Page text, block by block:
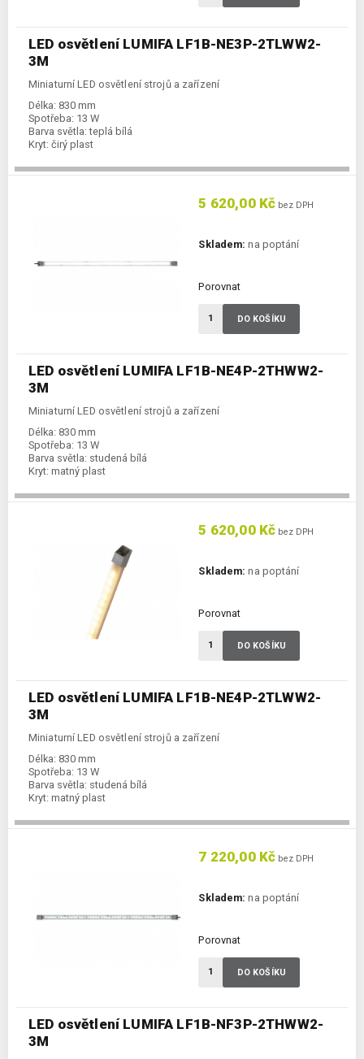
LED osvětlení LUMIFA LF1B-NE3P-2TLWW2-
3M
Miniaturní LED osvětlení strojů a zařízení
Délka: 830 mm
Spotřeba: 13 W
Barva světla: teplá bílá
Kryt: čirý plast
LED osvětlení LUMIFA LF1B-NE4P-2THWW2-
3M
Miniaturní LED osvětlení strojů a zařízení
Délka: 830 mm
Spotřeba: 13 W
Barva světla: studená bílá
Kryt: matný plast
5 620,00 Kč bez DPH
Skladem: na poptání
Porovnat
DO KOŠÍKU
LED osvětlení LUMIFA LF1B-NE4P-2TLWW2-
3M
Miniaturní LED osvětlení strojů a zařízení
Délka: 830 mm
Spotřeba: 13 W
Barva světla: studená bílá
Kryt: matný plast
5 620,00 Kč bez DPH
Skladem: na poptání
Porovnat
DO KOŠÍKU
LED osvětlení LUMIFA LF1B-NF3P-2THWW2-
3M
7 220,00 Kč bez DPH
Skladem: na poptání
Porovnat
DO KOŠÍKU